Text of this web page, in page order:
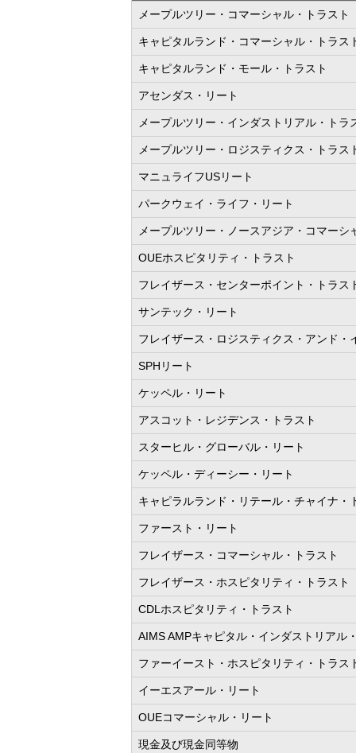
メープルツリー・コマーシャル・トラスト
キャピタルランド・コマーシャル・トラス
キャピタルランド・モール・トラスト
アセンダス・リート
メープルツリー・インダストリアル・トラ
メープルツリー・ロジスティクス・トラス
マニュライフUSリート
パークウェイ・ライフ・リート
メープルツリー・ノースアジア・コマーシ
OUEホスピタリティ・トラスト
フレイザース・センターポイント・トラス
サンテック・リート
フレイザース・ロジスティクス・アンド・
SPHリート
ケッペル・リート
アスコット・レジデンス・トラスト
スターヒル・グローバル・リート
ケッペル・ディーシー・リート
キャピラルランド・リテール・チャイナ・
ファースト・リート
フレイザース・コマーシャル・トラスト
フレイザース・ホスピタリティ・トラスト
CDLホスピタリティ・トラスト
AIMS AMPキャピタル・インダストリアル
ファーイースト・ホスピタリティ・トラス
イーエスアール・リート
OUEコマーシャル・リート
現金及び現金同等物